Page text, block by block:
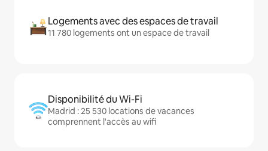
Logements avec des espaces de travail
11 780 logements ont un espace de travail
Disponibilité du Wi-Fi
Madrid : 25 530 locations de vacances
comprennent l'accès au wifi